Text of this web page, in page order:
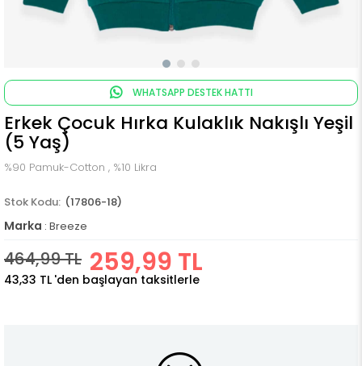
WHATSAPP DESTEK HATTI
Erkek Çocuk Hırka Kulaklık Nakışlı Yeşil
(5 Yaş)
%90 Pamuk-Cotton , %10 Likra
(17806-18)
Marka : Breeze
464,99 TL 259,99 TL
43,33 TL 'den başlayan taksitlerle